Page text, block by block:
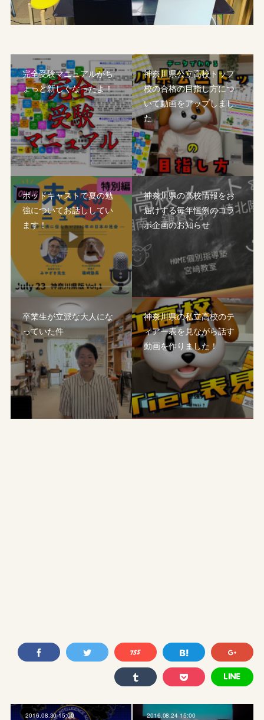
完全受験マニュアルがち
ょっと新しくなったよ！
神奈川県公立高校トップ
校の合格の目指し方につ
いて動画をアップしまし
た
ポッドキャストで夏の勉
強についてお話ししてい
ます！
神奈川県の高校情報をお
届けする毎年恒例のコラ
ボ企画のお知らせ
卒業生が立派な大人にな
っていた件
神奈川県の私立高校のテ
ィアー表を見ながら話す
動画を作りました！
2016.08.30 15:00 2016.08.24 15:00